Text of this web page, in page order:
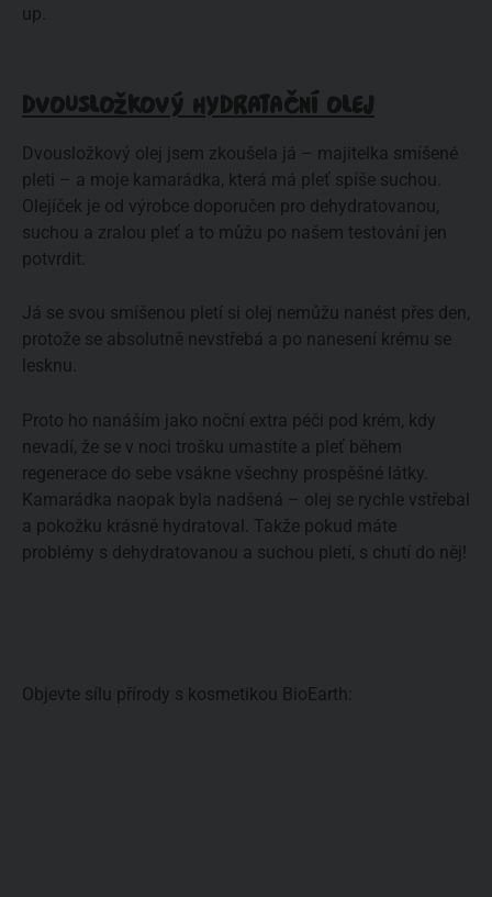
up.
DVOUSLOŽKOVÝ HYDRATAČNÍ OLEJ
Dvousložkový olej jsem zkoušela já – majitelka smíšené
pleti – a moje kamarádka, která má pleť spíše suchou.
Olejíček je od výrobce doporučen pro dehydratovanou,
suchou a zralou pleť a to můžu po našem testování jen
potvrdit.
Já se svou smíšenou pletí si olej nemůžu nanést přes den,
protože se absolutně nevstřebá a po nanesení krému se
lesknu.
Proto ho nanáším jako noční extra péči pod krém, kdy
nevadí, že se v noci trošku umastíte a pleť během
regenerace do sebe vsákne všechny prospěšné látky.
Kamarádka naopak byla nadšená – olej se rychle vstřebal
a pokožku krásně hydratoval. Takže pokud máte
problémy s dehydratovanou a suchou pletí, s chutí do něj!
Objevte sílu přírody s kosmetikou BioEarth: